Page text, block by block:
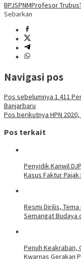
BPJSPNMProfesor Trubus
Sebarkan
Navigasi pos
Pos sebelumnya 1.411
Banjarbaru
Pos berikutnya HPN
Pos terkait
Penyidik Kanwil
Kasus Faktur
Resmi Dirilis,
Semangat Budaya
Penuh Keakraban,
Kwarnas Gerakan